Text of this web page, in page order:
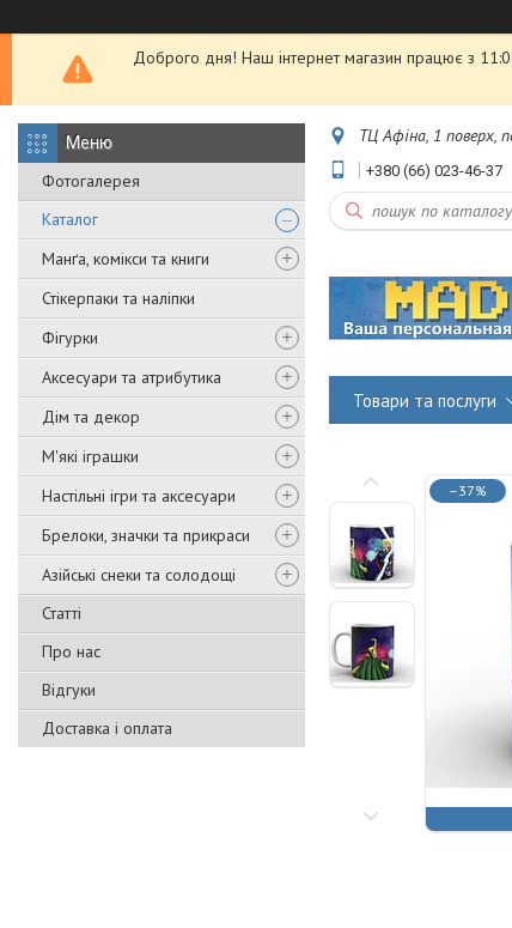
Доброго дня! Наш інтернет магазин працює з
Фотогалерея
Каталог
Манґа, комікси та книги
Стікерпаки та наліпки
Фігурки
Аксесуари та атрибутика
Дім та декор
М'які іграшки
Настільні ігри та аксесуари
Брелоки, значки та прикраси
Азійські снеки та солодощі
Статті
Про нас
Відгуки
Доставка і оплата
ТЦ Афіна, 1 поверх,
+380 (66) 023-46-37
Товари та послуги
–37%